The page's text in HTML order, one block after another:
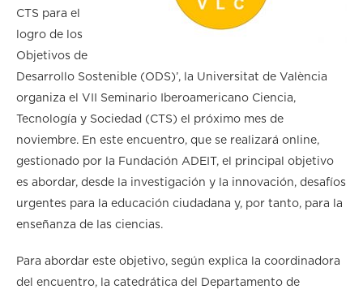
CTS para el
logro de los
Objetivos de
Desarrollo Sostenible (ODS)’, la Universitat de València
organiza el VII Seminario Iberoamericano Ciencia,
Tecnología y Sociedad (CTS) el próximo mes de
noviembre. En este encuentro, que se realizará online,
gestionado por la Fundación ADEIT, el principal objetivo
es abordar, desde la investigación y la innovación, desafíos
urgentes para la educación ciudadana y, por tanto, para la
enseñanza de las ciencias.
Para abordar este objetivo, según explica la coordinadora
del encuentro, la catedrática del Departamento de